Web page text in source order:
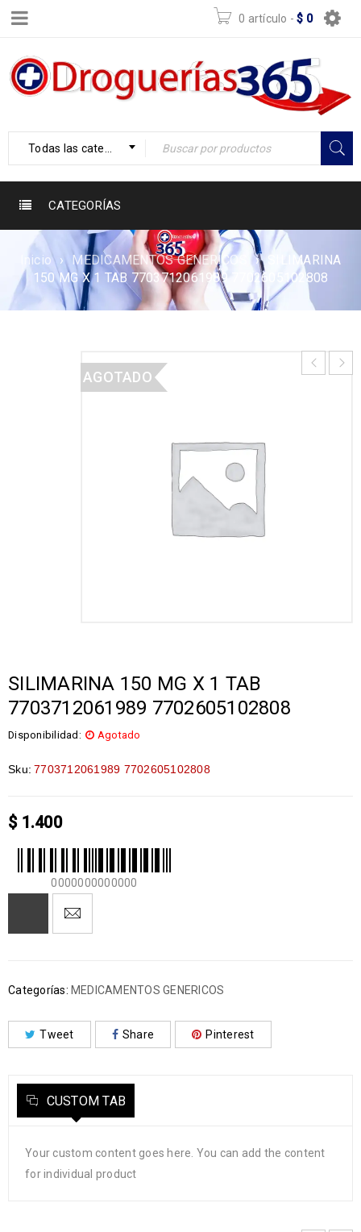
0 artículo - $ 0
Todas las categorías
CATEGORÍAS
Inicio › MEDICAMENTOS GENERICOS ›
SILIMARINA
150 MG X 1 TAB 7703712061989 7702605102808
AGOTADO
SILIMARINA 150 MG X 1 TAB
7703712061989 7702605102808
Disponibilidad: Agotado
Sku: 7703712061989 7702605102808
$1.400
0000000000000
Categorías: MEDICAMENTOS GENERICOS
Tweet Share Pinterest
CUSTOM TAB
Your custom content goes here. You can add the content
for individual product